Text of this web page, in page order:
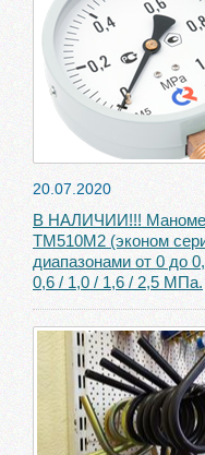
20.07.2020
В НАЛИЧИИ!!!
ТМ510М2 (эконом
диапазонами от 0 до
0,6 / 1,0 / 1,6 / 2,5 МПа.